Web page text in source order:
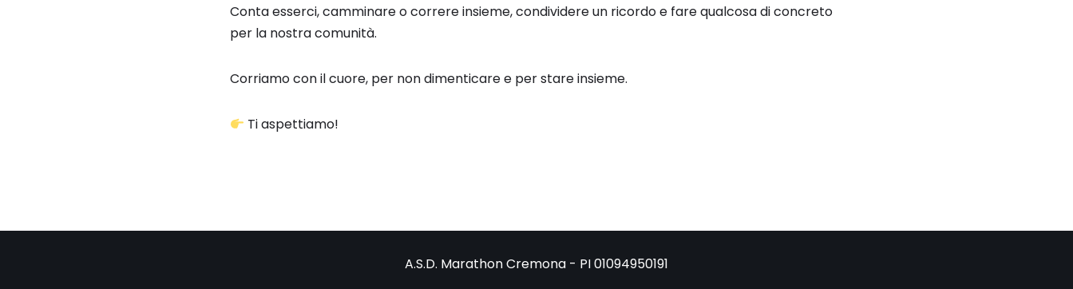
Conta esserci, camminare o correre insieme, condividere un ricordo e fare qualcosa di concreto
per la nostra comunità.
Corriamo con il cuore, per non dimenticare e per stare insieme.
Ti aspettiamo!
A.S.D. Marathon Cremona - PI 01094950191